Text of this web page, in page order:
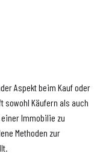
Aspekt beim Kauf oder
sowohl Käufern als auch
Immobilie zu
Methoden zur